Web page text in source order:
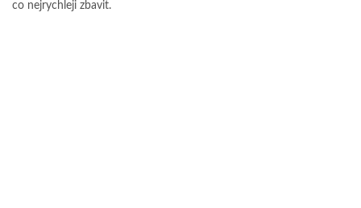
co nejrychleji zbavit.